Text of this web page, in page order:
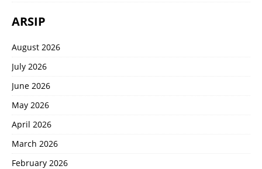
ARSIP
August 2026
July 2026
June 2026
May 2026
April 2026
March 2026
February 2026